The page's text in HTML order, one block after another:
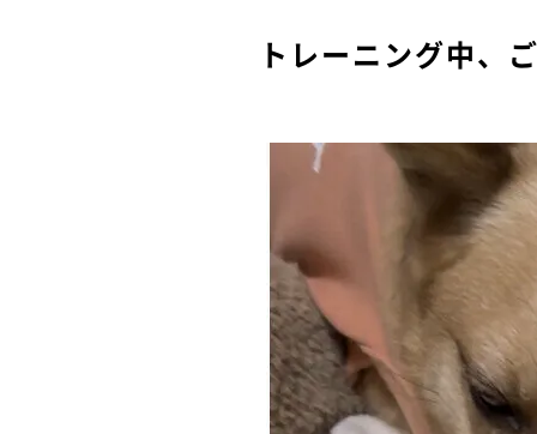
トレーニング中、